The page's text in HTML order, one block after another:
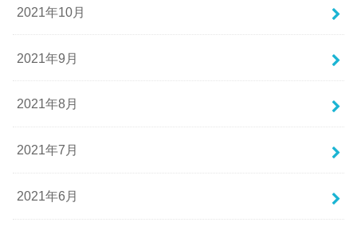
2021年10月
2021年9月
2021年8月
2021年7月
2021年6月